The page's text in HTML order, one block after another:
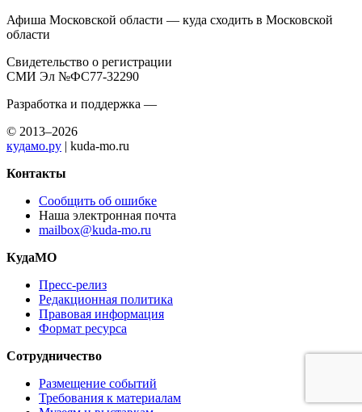
Афиша Московской области — куда сходить в Московской
области
Свидетельство о регистрации
СМИ Эл №ФС77-32290
Разработка и поддержка —
© 2013–2026
кудамо.ру | kuda-mo.ru
Контакты
Сообщить об ошибке
Наша электронная почта
mailbox@kuda-mo.ru
КудаМО
Пресс-релиз
Редакционная политика
Правовая информация
Формат ресурса
Сотрудничество
Размещение событий
Требования к материалам